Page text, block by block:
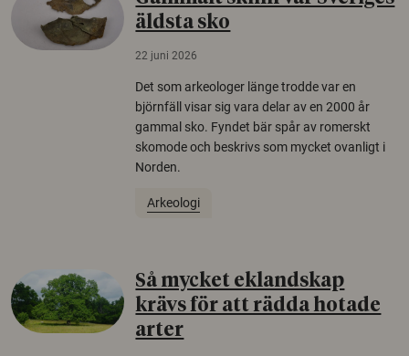
äldsta sko
22 juni 2026
Det som arkeologer länge trodde var en
björnfäll visar sig vara delar av en 2000 år
gammal sko. Fyndet bär spår av romerskt
skomode och beskrivs som mycket ovanligt i
Norden.
Arkeologi
Så mycket eklandskap
krävs för att rädda hotade
arter